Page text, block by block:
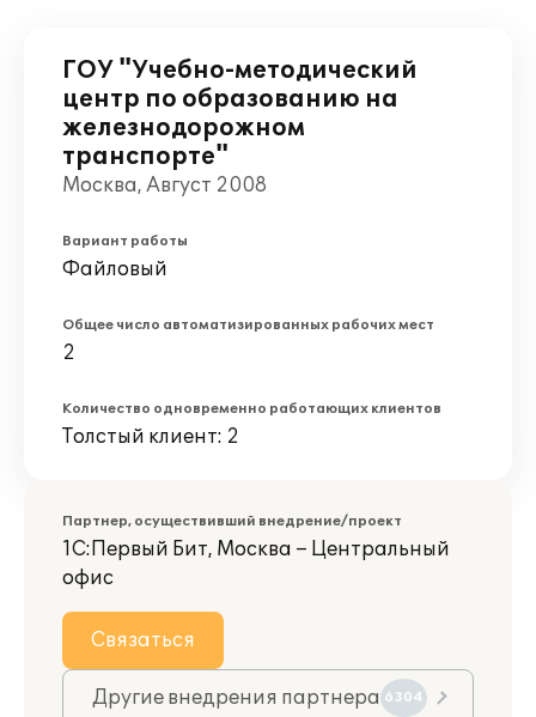
ГОУ "Учебно-методический
центр по образованию на
железнодорожном
транспорте"
Москва, Август 2008
Вариант работы
Файловый
Общее число автоматизированных рабочих мест
2
Количество одновременно работающих клиентов
Толстый клиент: 2
Партнер, осуществивший внедрение/проект
1С:Первый Бит, Москва – Центральный
офис
Связаться
Другие внедрения партнера 6304